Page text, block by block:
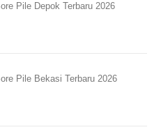
Pile Depok Terbaru 2026
Pile Bekasi Terbaru 2026